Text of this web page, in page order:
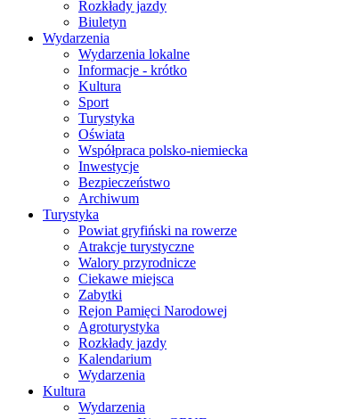
Rozkłady jazdy
Biuletyn
Wydarzenia
Wydarzenia lokalne
Informacje - krótko
Kultura
Sport
Turystyka
Oświata
Współpraca polsko-niemiecka
Inwestycje
Bezpieczeństwo
Archiwum
Turystyka
Powiat gryfiński na rowerze
Atrakcje turystyczne
Walory przyrodnicze
Ciekawe miejsca
Zabytki
Rejon Pamięci Narodowej
Agroturystyka
Rozkłady jazdy
Kalendarium
Wydarzenia
Kultura
Wydarzenia